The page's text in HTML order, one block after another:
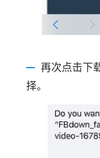
再次点击下
择。